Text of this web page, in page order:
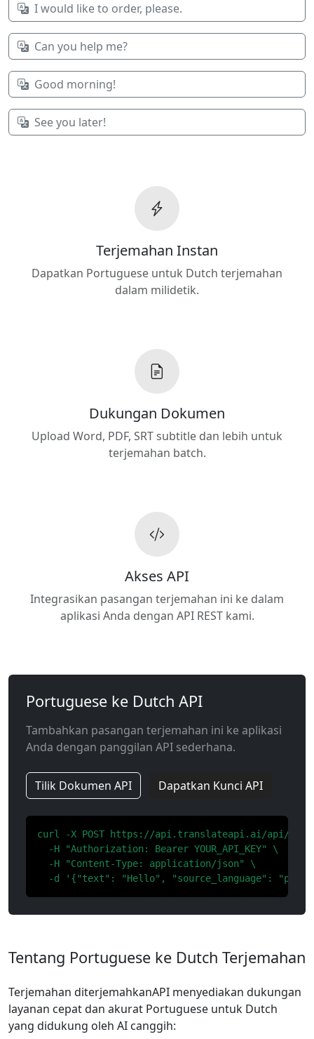
I would like to order, please.
Can you help me?
Good morning!
See you later!
Terjemahan Instan
Dapatkan Portuguese untuk Dutch terjemahan
dalam milidetik.
Dukungan Dokumen
Upload Word, PDF, SRT subtitle dan lebih untuk
terjemahan batch.
Akses API
Integrasikan pasangan terjemahan ini ke dalam
aplikasi Anda dengan API REST kami.
Portuguese ke Dutch API
Tambahkan pasangan terjemahan ini ke aplikasi
Anda dengan panggilan API sederhana.
Tilik Dokumen API Dapatkan Kunci API
curl -X POST https://api.translateapi.ai/api/v1/
  -H "Authorization: Bearer YOUR_API_KEY" \
  -H "Content-Type: application/json" \
-d '{"text": "Hello", "source_language": "pt",
Tentang Portuguese ke Dutch Terjemahan
Terjemahan diterjemahkanAPI menyediakan dukungan
layanan cepat dan akurat Portuguese untuk Dutch
yang didukung oleh AI canggih: